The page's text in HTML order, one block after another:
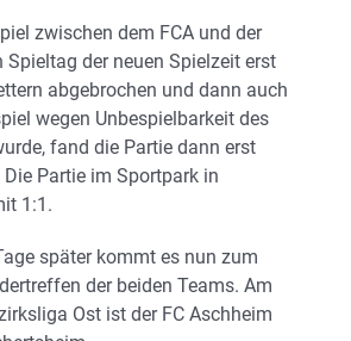
zwischen dem FCA und der
Spieltag der neuen Spielzeit erst
abgebrochen und dann auch
wegen Unbespielbarkeit des
fand die Partie dann erst
Partie im Sportpark in
1:1.
später kommt es nun zum
der beiden Teams. Am
Ost ist der FC Aschheim